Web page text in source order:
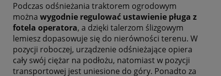
Podczas odśnieżania traktorem ogrodowym
można wygodnie regulować ustawienie pługa z
fotela operatora, a dzięki talerzom ślizgowym
lemiesz dopasowuje się do nierówności terenu. W
pozycji roboczej, urządzenie odśnieżające opiera
cały swój ciężar na podłożu, natomiast w pozycji
transportowej jest uniesione do góry. Ponadto za